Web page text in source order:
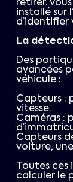
retirer.
installé sur
d’identifier
La
Des
avancées
véhicule :
Capteurs :
vitesse.
Caméras :
Capteurs
voiture,
Toutes
calculer le